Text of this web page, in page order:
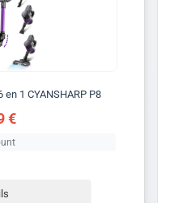
1 CYANSHARP P8
€